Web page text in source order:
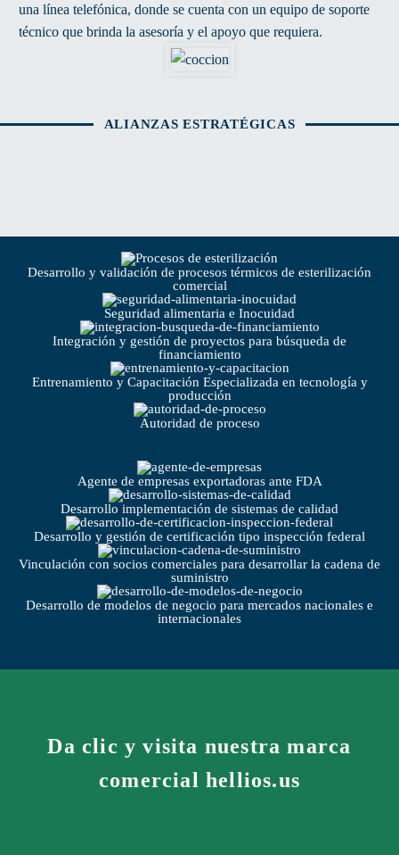
una línea telefónica, donde se cuenta con un equipo de soporte
técnico que brinda la asesoría y el apoyo que requiera.
ALIANZAS ESTRATÉGICAS
Desarrollo y validación de procesos térmicos de esterilización
comercial
Seguridad alimentaria e Inocuidad
Integración y gestión de proyectos para búsqueda de
financiamiento
Entrenamiento y Capacitación Especializada en tecnología y
producción
Autoridad de proceso
Agente de empresas exportadoras ante FDA
Desarrollo implementación de sistemas de calidad
Desarrollo y gestión de certificación tipo inspección federal
Vinculación con socios comerciales para desarrollar la cadena de
suministro
Desarrollo de modelos de negocio para mercados nacionales e
internacionales
Da clic y visita nuestra marca
comercial hellios.us